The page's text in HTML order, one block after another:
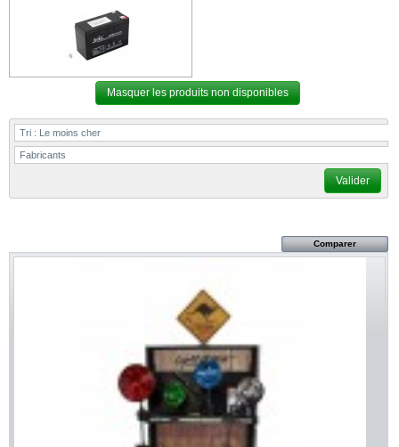
Masquer les produits non disponibles
Tri : Le moins cher
Fabricants
Valider